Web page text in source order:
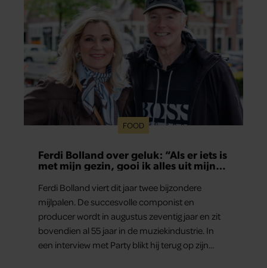
FOOD
Ferdi Bolland over geluk: “Als er iets is
met mijn gezin, gooi ik alles uit mijn
Ferdi Bolland viert dit jaar twee bijzondere
mijlpalen. De succesvolle componist en
producer wordt in augustus zeventig jaar en zit
bovendien al 55 jaar in de muziekindustrie. In
een interview met Party blikt hij terug op zijn